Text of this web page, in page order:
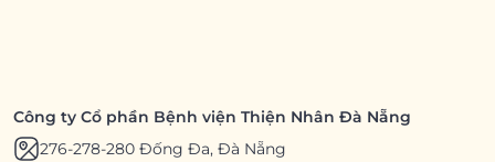
Công ty Cổ phần Bệnh viện Thiện Nhân Đà Nẵng
276-278-280 Đống Đa, Đà Nẵng